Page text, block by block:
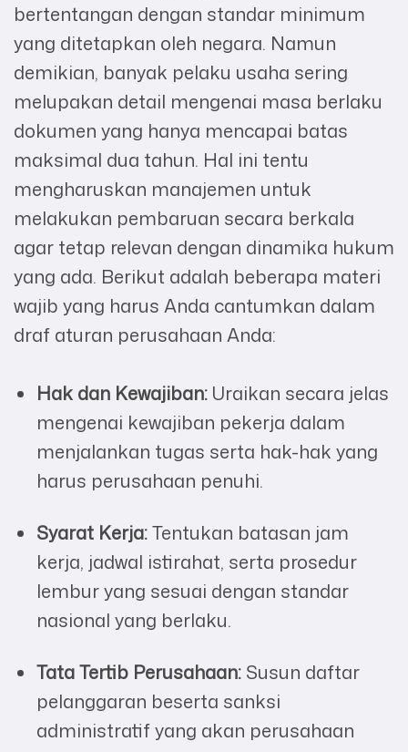
bertentangan dengan standar minimum
yang ditetapkan oleh negara. Namun
demikian, banyak pelaku usaha sering
melupakan detail mengenai masa berlaku
dokumen yang hanya mencapai batas
maksimal dua tahun. Hal ini tentu
mengharuskan manajemen untuk
melakukan pembaruan secara berkala
agar tetap relevan dengan dinamika hukum
yang ada. Berikut adalah beberapa materi
wajib yang harus Anda cantumkan dalam
draf aturan perusahaan Anda:
Hak dan Kewajiban: Uraikan secara jelas
mengenai kewajiban pekerja dalam
menjalankan tugas serta hak-hak yang
harus perusahaan penuhi.
Syarat Kerja:Tentukan batasan jam
kerja, jadwal istirahat, serta prosedur
lembur yang sesuai dengan standar
nasional yang berlaku.
Tata Tertib Perusahaan: Susun daftar
pelanggaran beserta sanksi
administratif yang akan perusahaan